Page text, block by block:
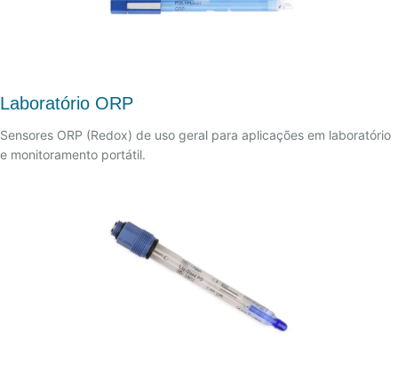
Laboratório ORP
Sensores ORP (Redox) de uso geral para aplicações em laboratório
e monitoramento portátil.